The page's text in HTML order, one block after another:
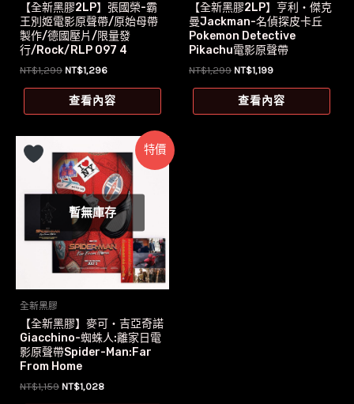
【全新黑膠2LP】張國榮-霸
王別姬電影原聲帶/原始母帶
製作/德國壓片/限量發
行/Rock/RLP 097 4
NT$1,299 原
價
格：
NT$1,296目
價
格：
查看內容
【全新黑膠2LP】亨利‧傑克
曼Jackman-名偵探皮卡丘
Pokemon Detective
Pikachu電影原聲帶
NT$1,299 原
價
格：
NT$1,199目
價
格：
查看內容
特價
暫無庫存
全新黑膠
【全新黑膠】麥可‧吉亞奇諾
Giacchino-蜘蛛人:離家日電
影原聲帶Spider-Man:Far
From Home
NT$1,159 原
NT$1,028目